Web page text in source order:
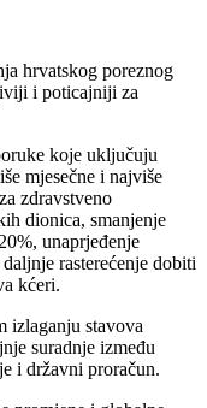
hrvatskog poreznog
i poticajniji za
koje uključuju
mjesečne i najviše
zdravstveno
dionica, smanjenje
unaprjeđenje
rasterećenje dobiti
kćeri.
izlaganju stavova
suradnje između
i državni proračun.